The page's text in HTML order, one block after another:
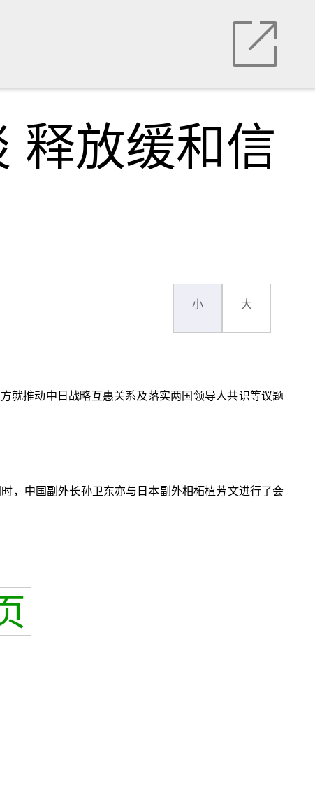
释放缓和信
小 大
就推动中日战略互惠关系及落实两国领导人共识等议题
，中国副外长孙卫东亦与日本副外相柘植芳文进行了会